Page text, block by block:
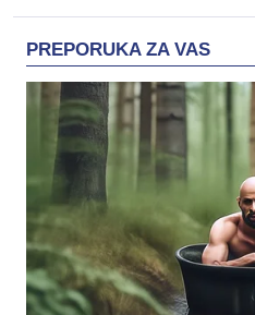
PREPORUKA ZA VAS